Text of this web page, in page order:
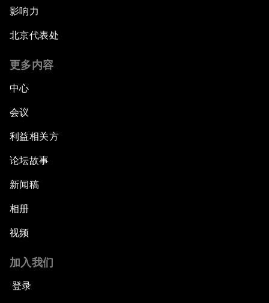
影响力
北京代表处
更多内容
中心
会议
利益相关方
论坛故事
新闻稿
相册
视频
加入我们
登录